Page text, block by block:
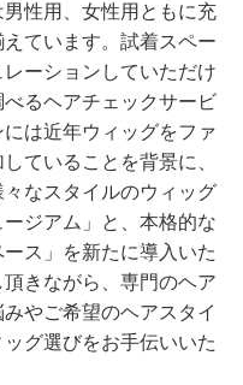
性用、女性用ともに充
ています。試着スペー
ーションしていただけ
るヘアチェックサービ
は近年ウィッグをファ
ていることを背景に、
なスタイルのウィッグ
ジアム」と、本格的な
ス」を新たに導入いた
きながら、専門のヘア
やご希望のヘアスタイ
グ選びをお手伝いいた